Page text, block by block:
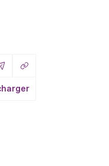
X sur LinkedIn
Partager par Email
Copier le lien